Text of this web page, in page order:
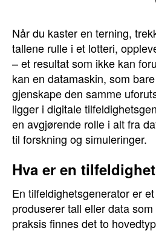
Når du kaster en terning,
tallene rulle i et lotteri,
– et resultat som ikke kan
kan en datamaskin, som
gjenskape den samme
ligger i digitale
en avgjørende rolle i alt fra
til forskning og simuleringer.
Hva er en
En tilfeldighetsgenerator er
produserer tall eller data
praksis finnes det to